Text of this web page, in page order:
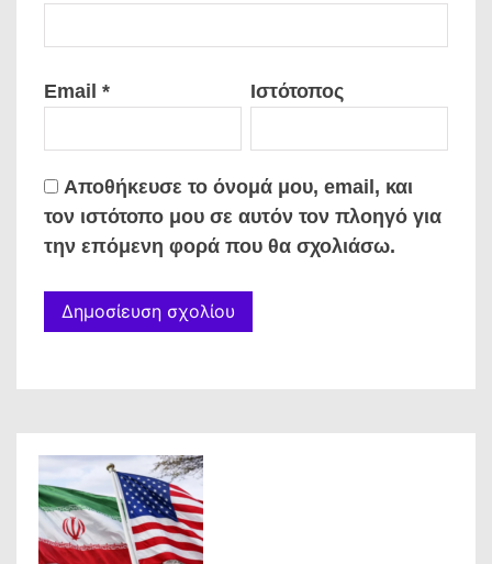
Email * Ιστότοπος
Αποθήκευσε το όνομά μου, email, και
τον ιστότοπο μου σε αυτόν τον πλοηγό για
την επόμενη φορά που θα σχολιάσω.